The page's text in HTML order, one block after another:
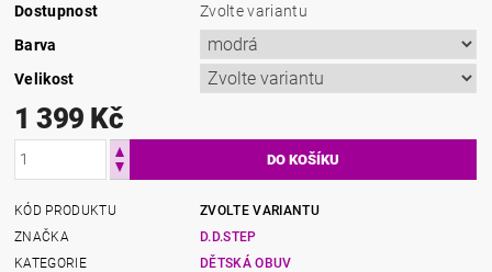
Dostupnost
Zvolte variantu
Barva
Velikost
1 399 Kč
KÓD PRODUKTU
ZVOLTE VARIANTU
ZNAČKA
D.D.STEP
KATEGORIE
DĚTSKÁ OBUV